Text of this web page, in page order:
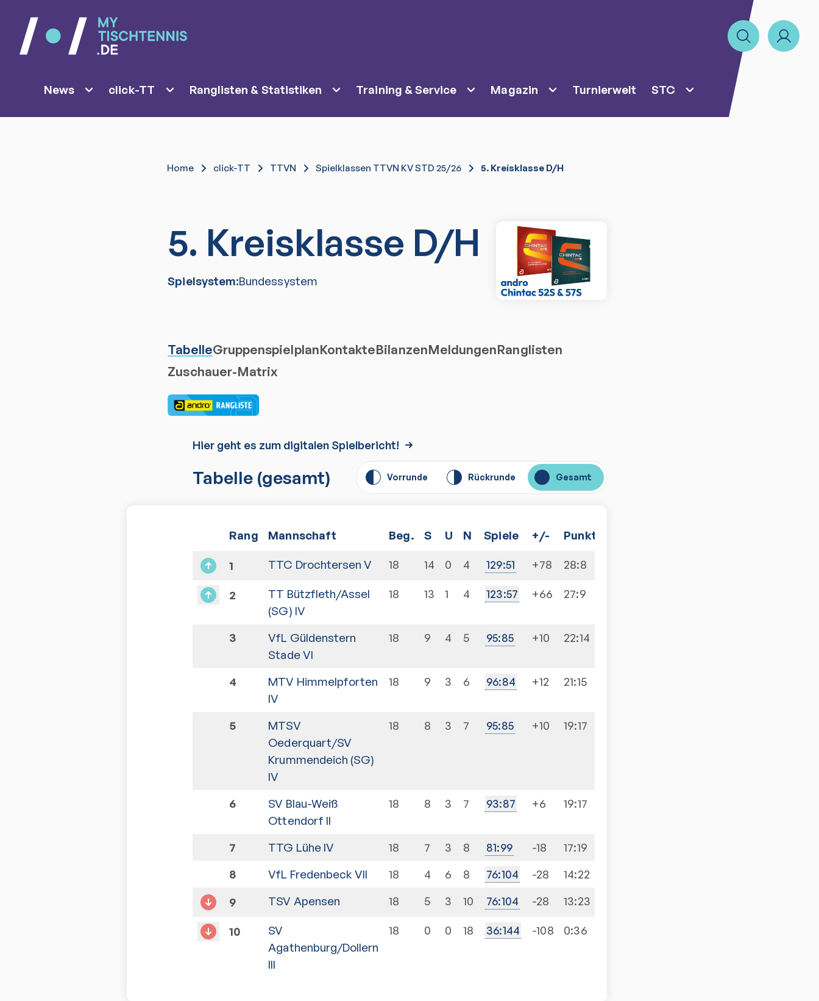
News click-TT Ranglisten & Statistiken Training & Service Magazin Turnierwelt STC
Home click-TT TTVN Spielklassen TTVN KV STD 25/26 5. Kreisklasse D/H
5. Kreisklasse D/H
Spielsystem:Bundessystem
TabelleGruppenspielplanKontakteBilanzenMeldungenRanglisten
Zuschauer-Matrix
Hier geht es zum digitalen Spielbericht!
Tabelle (gesamt) Vorrunde Rückrunde Gesamt
Rang Mannschaft Beg. S U N Spiele +/- Punkte
1 TTC Drochtersen V 18 14 0 4 129:51 +78 28:8
2
TT Bützfleth/Assel
(SG) IV
18 13 1 4 123:57 +66 27:9
3
VfL Güldenstern
Stade VI
18 9 4 5 95:85 +10 22:14
4
MTV Himmelpforten
IV
18 9 3 6 96:84 +12 21:15
5
MTSV
Oederquart/SV
Krummendeich (SG)
IV
18 8 3 7 95:85 +10 19:17
6
SV Blau-Weiß
Ottendorf II
18 8 3 7 93:87 +6 19:17
7 TTG Lühe IV 18 7 3 8 81:99 -18 17:19
8
VfL Fredenbeck VII 18 4 6 8 76:104 -28 14:22
9
TSV Apensen 18 5 3 10 76:104 -28 13:23
10
SV
Agathenburg/Dollern
III
18 0 0 18 36:144 -108 0:36